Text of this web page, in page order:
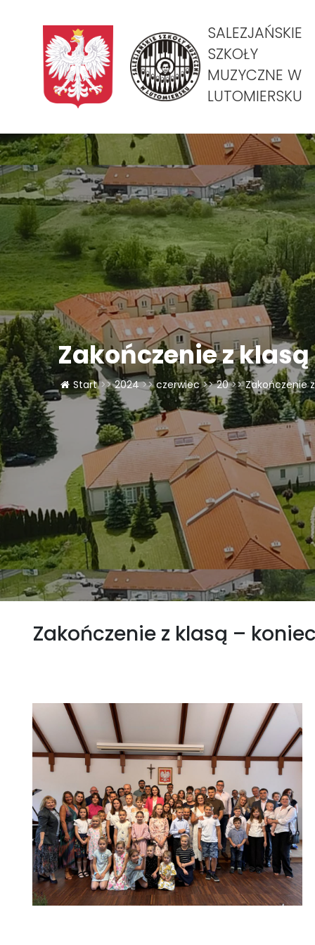
SALEZJAŃSKIE
SZKOŁY
MUZYCZNE W
LUTOMIERSKU
Zakończenie z
Start >> 2024 >> czerwiec >> 20 >> Zakończenie
Zakończenie z klasą –